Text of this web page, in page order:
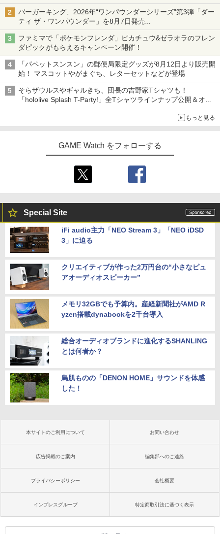
ニンテンドーeショップでは「大神 絶景版」が67%オフで990円
バーガーキング、2026年“ワンパウンダーシリーズ”第3弾「ダー
ティ ザ・ワンパウンダー」を8月7日発売
「特製ガーリックマヨソース」を使用した超大型チーズバーガー
ファミマで「ポケモンフレンダ」ピカチュウ&ゼラオラのフレン
ダピックがもらえるキャンペーン開催！
「パペットスンスン」の郵便局限定グッズが8月12日より販売開
始！ マスコットやがまぐち、レターセットなどが登場
そらザウルスやギャルきち、団長の吉野家Tシャツも！
「hololive Splash T-Party!」全Tシャツラインナップ公開＆オン
もっと見る
GAME Watch をフォローする
Special Site
iFi audio主力「NEO Stream 3」「NEO iDSD
3」に迫る
クリエイティブが作った2万円台の“小さなピュ
アオーディオスピーカー”
メモリ32GBでも予算内。産経新聞社がAMD R
yzen搭載dynabookを2千台導入
総合オーディオブランドに進化するSHANLING
とは何者か？
鳥肌ものの「DENON HOME」サウンドを体感
した！
本サイトのご利用について お問い合わせ
広告掲載のご案内 編集部へのご連絡
プライバシーポリシー 会社概要
インプレスグループ 特定商取引法に基づく表示